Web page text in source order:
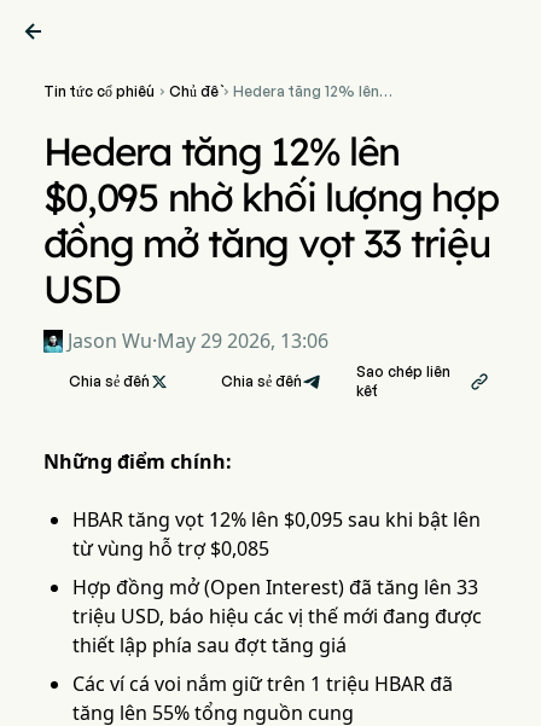

Tin tức cổ phiếu  Chủ đề Hedera tăng 12% lên
USD
Hedera tăng 12% lên
$0,095 nhờ khối lượng hợp
đồng mở tăng vọt 33 triệu
USD
Jason Wu·May 29 2026, 13:06
Chia sẻ đến  Chia sẻ đến
Sao chép liên
kết

Những điểm chính:
HBAR tăng vọt 12% lên $0,095 sau khi bật lên
từ vùng hỗ trợ $0,085
Hợp đồng mở (Open Interest) đã tăng lên 33
triệu USD, báo hiệu các vị thế mới đang được
thiết lập phía sau đợt tăng giá
Các ví cá voi nắm giữ trên 1 triệu HBAR đã
tăng lên 55% tổng nguồn cung